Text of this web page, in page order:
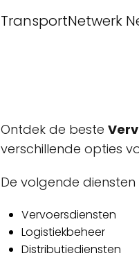
TransportNetwerk
Ontdek de beste
verschillende opties
De volgende
Vervoersdiensten
Logistiekbeheer
Distributiediensten